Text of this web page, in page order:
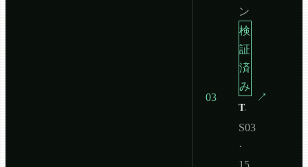
03
ン
検
証
済
み
Task ツールによる計画
S03
·
15
↗